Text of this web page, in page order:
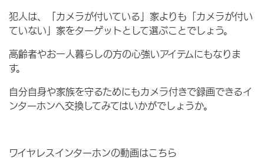
犯人は、「カメラが付いている」家よりも「カメラが付い
ていない」家をターゲットとして選ぶことでしょう。
高齢者やお一人暮らしの方の心強いアイテムにもなりま
す。
自分自身や家族を守るためにもカメラ付きで録画できるイ
ンターホンへ交換してみてはいかがでしょうか。
ワイヤレスインターホンの動画はこちら